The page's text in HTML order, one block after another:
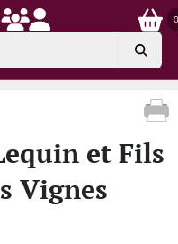
0
et Fils
Vignes